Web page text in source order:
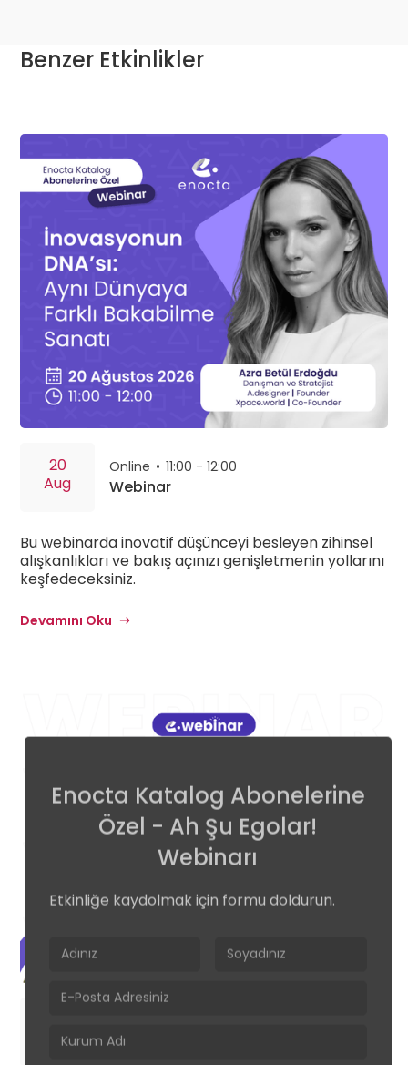
Enocta Katalog Abonelerine
Özel - Ah Şu Egolar!
Webinarı
Etkinliğe kaydolmak için formu doldurun.
Benzer Etkinlikler
20
Aug
Online • 11:00 - 12:00
Webinar
Bu webinarda inovatif düşünceyi besleyen zihinsel
alışkanlıkları ve bakış açınızı genişletmenin yollarını
keşfedeceksiniz.
Devamını Oku
Aug
Webinar